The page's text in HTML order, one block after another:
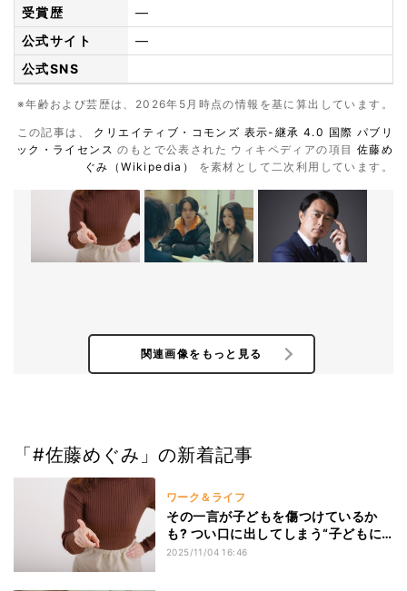
受賞歴
—
公式サイト
—
公式SNS
※年齢および芸歴は、2026年5月時点の情報を基に算出しています。
この記事は、 クリエイティブ・コモンズ 表示-継承 4.0 国際 パブリ
ック・ライセンスのもとで公表された ウィキペディアの項目 佐藤め
ぐみ（Wikipedia） を素材として二次利用しています。
関連画像をもっと見る
「#佐藤めぐみ」の新着記事
ワーク＆ライフ
その一言が子どもを傷つけているか
も? つい口に出してしまう“子どもに
言ってはいけない一言”
2025/11/04 16:46